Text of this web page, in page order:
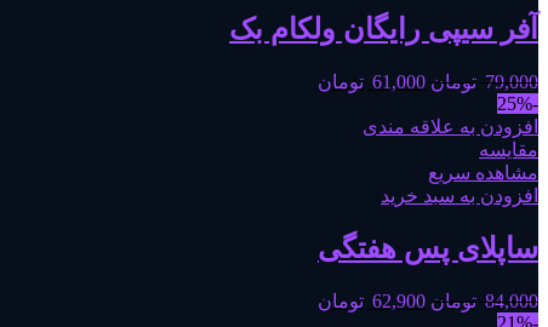
آفر سیپی رایگان ولکام بک
79,000 تومان 61,000 تومان
-25%
افزودن به علاقه مندی
مقایسه
مشاهده سریع
افزودن به سبد خرید
ساپلای پس هفتگی
84,000 تومان 62,900 تومان
-21%